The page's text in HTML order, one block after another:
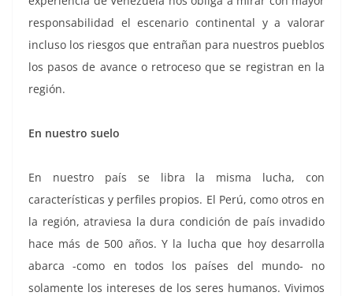
responsabilidad el escenario continental y a valorar
incluso los riesgos que entrañan para nuestros pueblos
los pasos de avance o retroceso que se registran en la
región.
En nuestro suelo
En nuestro país se libra la misma lucha, con
características y perfiles propios. El Perú, como otros en
la región, atraviesa la dura condición de país invadido
hace más de 500 años. Y la lucha que hoy desarrolla
abarca -como en todos los países del mundo- no
solamente los intereses de los seres humanos. Vivimos